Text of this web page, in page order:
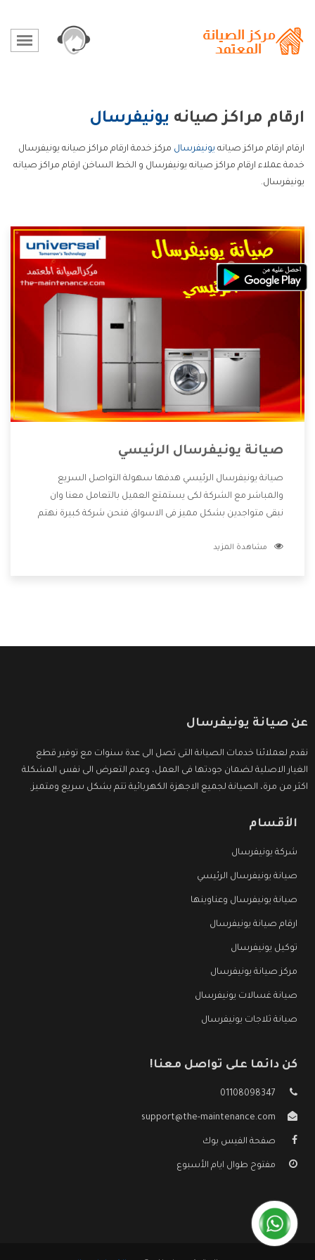
ارقام مراكز صيانه يونيفرسال
ارقام ارقام مراكز صيانه يونيفرسال مركز خدمة ارقام مراكز صيانه يونيفرسال
خدمة عملاء ارقام مراكز صيانه يونيفرسال و الخط الساخن ارقام مراكز صيانه
يونيفرسال.
صيانة يونيفرسال الرئيسي
صيانة يونيفرسال الرئيسي هدفها سهولة التواصل السريع
والمباشر مع الشركة لكى يستمتع العميل بالتعامل معنا وان
نبقى متواجدين بشكل مميز فى الاسواق فنحن شركة كبيرة نهتم
الشركة بها والتى تكون منها خدمة الصيانة التى تكون من أهم
مشاهدة المزيد
عن صيانة يونيفرسال
نقدم لعملائنا خدمات الصيانة التى تصل الى عدة سنوات مع توفير قطع
الغيار الاصلية لضمان جودتها فى العمل، وعدم التعرض الى نفس المشكلة
اكثر من مرة، الصيانة لجميع الاجهزة الكهربائية تتم بشكل سريع ومتميز.
الأقسام
شركة يونيفرسال
صيانة يونيفرسال الرئيسي
صيانة يونيفرسال وعناوينها
ارقام صيانة يونيفرسال
توكيل يونيفرسال
مركز صيانة يونيفرسال
صيانة غسالات يونيفرسال
صيانة ثلاجات يونيفرسال
كن دائما على تواصل معنا!
01108098347
support@the-maintenance.com
صفحة الفيس بوك
مفتوح طوال ايام الأسبوع